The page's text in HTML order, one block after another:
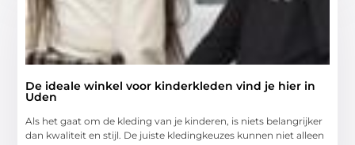
De ideale winkel voor kinderkleden vind je hier in
Uden
Als het gaat om de kleding van je kinderen, is niets belangrijker
dan kwaliteit en stijl. De juiste kledingkeuzes kunnen niet alleen